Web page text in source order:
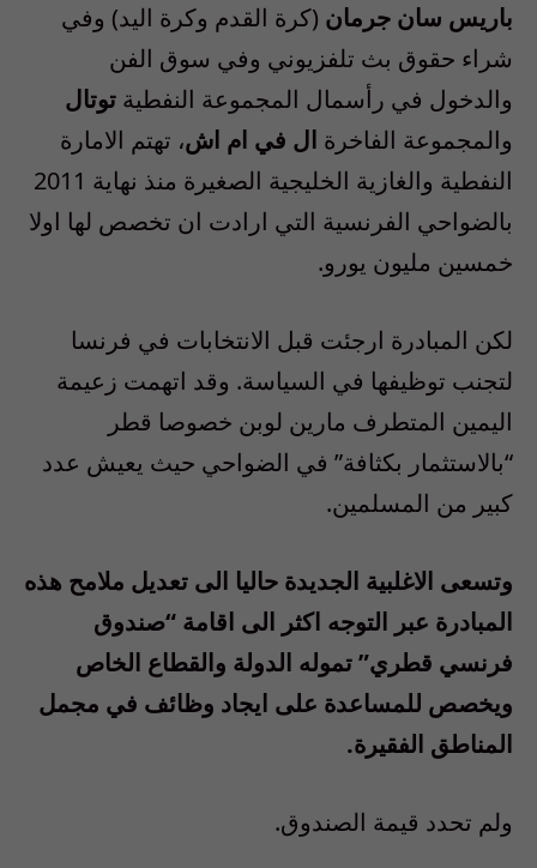
باريس سان جرمان (كرة القدم وكرة اليد) وفي
شراء حقوق بث تلفزيوني وفي سوق الفن
والدخول في رأسمال المجموعة النفطية توتال
والمجموعة الفاخرة ال في ام اش، تهتم الامارة
النفطية والغازية الخليجية الصغيرة منذ نهاية 2011
بالضواحي الفرنسية التي ارادت ان تخصص لها اولا
خمسين مليون يورو.
لكن المبادرة ارجئت قبل الانتخابات في فرنسا
لتجنب توظيفها في السياسة. وقد اتهمت زعيمة
اليمين المتطرف مارين لوبن خصوصا قطر
“بالاستثمار بكثافة” في الضواحي حيث يعيش عدد
كبير من المسلمين.
وتسعى الاغلبية الجديدة حاليا الى تعديل ملامح هذه
المبادرة عبر التوجه اكثر الى اقامة “صندوق
فرنسي قطري” تموله الدولة والقطاع الخاص
ويخصص للمساعدة على ايجاد وظائف في مجمل
المناطق الفقيرة.
ولم تحدد قيمة الصندوق.